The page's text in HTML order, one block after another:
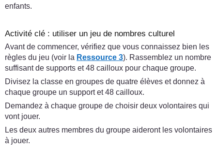
enfants.
Activité clé : utiliser un jeu de nombres culturel
Avant de commencer, vérifiez que vous connaissez bien les
règles du jeu (voir la Ressource 3). Rassemblez un nombre
suffisant de supports et 48 cailloux pour chaque groupe.
Divisez la classe en groupes de quatre élèves et donnez à
chaque groupe un support et 48 cailloux.
Demandez à chaque groupe de choisir deux volontaires qui
vont jouer.
Les deux autres membres du groupe aideront les volontaires
à jouer.